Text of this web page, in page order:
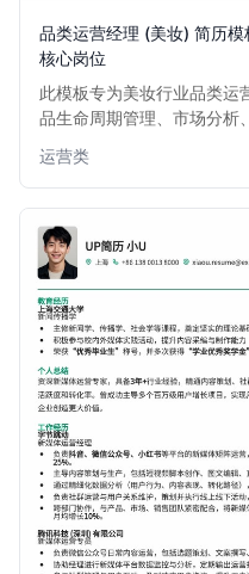
品类运营经理 (美妆) 简历
核心岗位
此模板专为美妆行业品类运
品生命周期管理、市场分析
美妆品类运营的专业度与实
市场中脱颖而出，获得心仪
运营类